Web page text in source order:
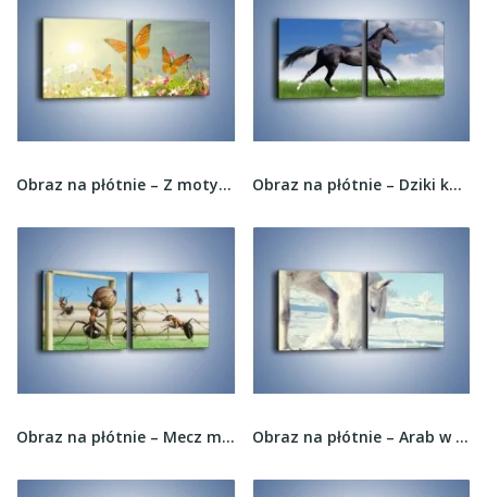
Obraz na płótnie – Z motylem wśród kwiatów –... Obraz na płótnie – Dziki koń w biegu –...
Obraz na płótnie – Mecz mrówkowych drużyn –... Obraz na płótnie – Arab w śnieżnym puchu –...